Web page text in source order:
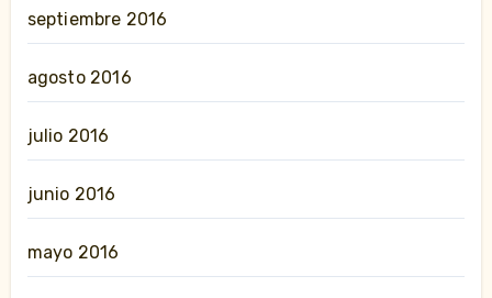
septiembre 2016
agosto 2016
julio 2016
junio 2016
mayo 2016